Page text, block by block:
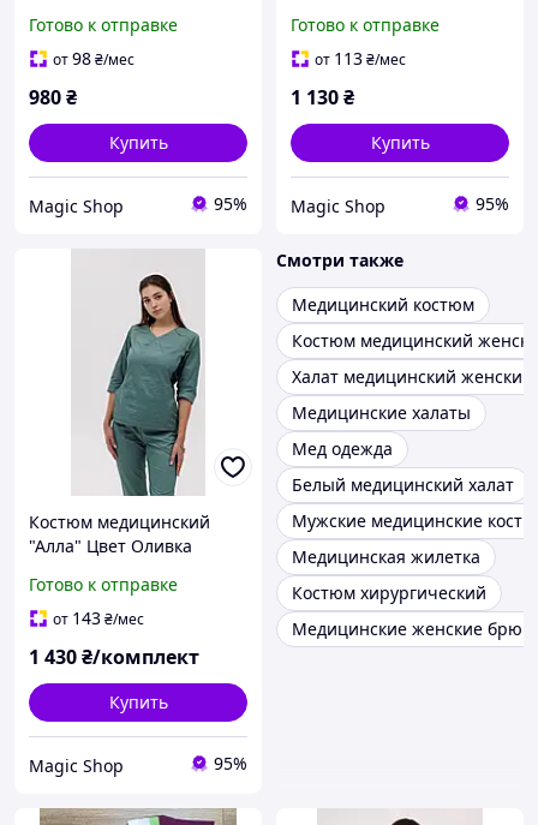
Готово к отправке
от98₴/мес
980₴
Купить
Magic Shop 95%
Готово к отправке
от 113₴/мес
1 130₴
Купить
Magic Shop 95%
Костюм медицинский
"Алла" Цвет Оливка
Готово к отправке
от 143₴/мес
1 430₴/комплект
Купить
Magic Shop 95%
Смотри также
Медицинский костюм
Костюм медицинский
Халат медицинский женский
Медицинские халаты
Мед одежда
Белый медицинский халат
Мужские медицинские
Медицинская жилетка
Костюм хирургический
Медицинские женские